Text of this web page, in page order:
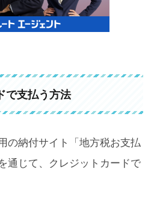
で支払う方法
の納付サイト「地方税お支払
通じて、クレジットカードで